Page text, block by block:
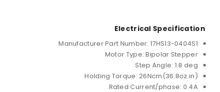
Electrical
Manufacturer Part Number:
Motor Type:
Step
Holding Torque:
Rated